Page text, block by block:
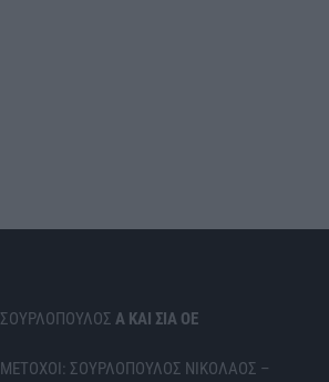
ΣΟΥΡΛΟΠΟΥΛΟΣ Α ΚΑΙ ΣΙΑ ΟΕ
ΜΕΤΟΧΟΙ: ΣΟΥΡΛΟΠΟΥΛΟΣ ΝΙΚΟΛΑΟΣ –